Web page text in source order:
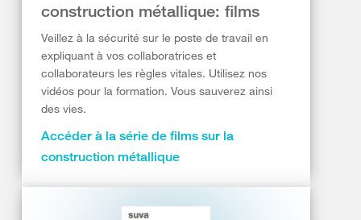
construction métallique: films
Veillez à la sécurité sur le poste de travail en
expliquant à vos collaboratrices et
collaborateurs les règles vitales. Utilisez nos
vidéos pour la formation. Vous sauverez ainsi
des vies.
Accéder à la série de films sur la
construction métallique